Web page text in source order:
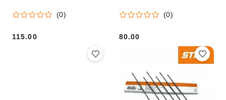
(0)
Cena:
115.00
(0)
Cena:
80.00